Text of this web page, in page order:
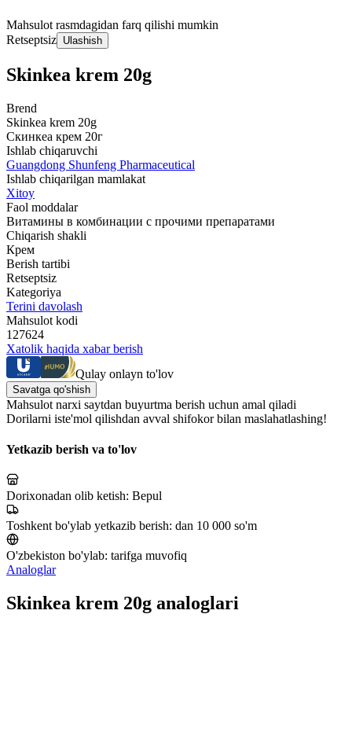
Mahsulot rasmdagidan farq qilishi mumkin
Retseptsiz Ulashish
Skinkea krem 20g
Brend
Skinkea krem 20g
Скинкеа крем 20г
Ishlab chiqaruvchi
Guangdong Shunfeng Pharmaceutical
Ishlab chiqarilgan mamlakat
Xitoy
Faol moddalar
Витамины в комбинации с прочими препаратами
Chiqarish shakli
Крем
Berish tartibi
Retseptsiz
Kategoriya
Terini davolash
Mahsulot kodi
127624
Xatolik haqida xabar berish
Qulay onlayn to'lov
Savatga qo'shish
Mahsulot narxi saytdan buyurtma berish uchun amal qiladi
Dorilarni iste'mol qilishdan avval shifokor bilan maslahatlashing!
Yetkazib berish va to'lov
Dorixonadan olib ketish: Bepul
Toshkent bo'ylab yetkazib berish: dan 10 000 so'm
O'zbekiston bo'ylab: tarifga muvofiq
Analoglar
Skinkea krem 20g analoglari